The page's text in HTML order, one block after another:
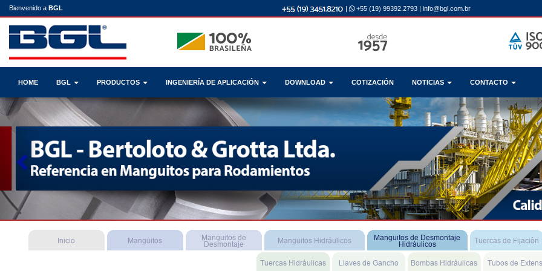
Bienvenido a BGL | +55 (19) 99392.2793 | info@bgl.com.br
HOME BGL PRODUCTOS INGENIERÍA DE APLICACIÓN DOWNLOAD COTIZACIÓN NOTICIAS CONTACTO
Previous